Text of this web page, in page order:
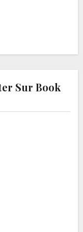
Sur Book